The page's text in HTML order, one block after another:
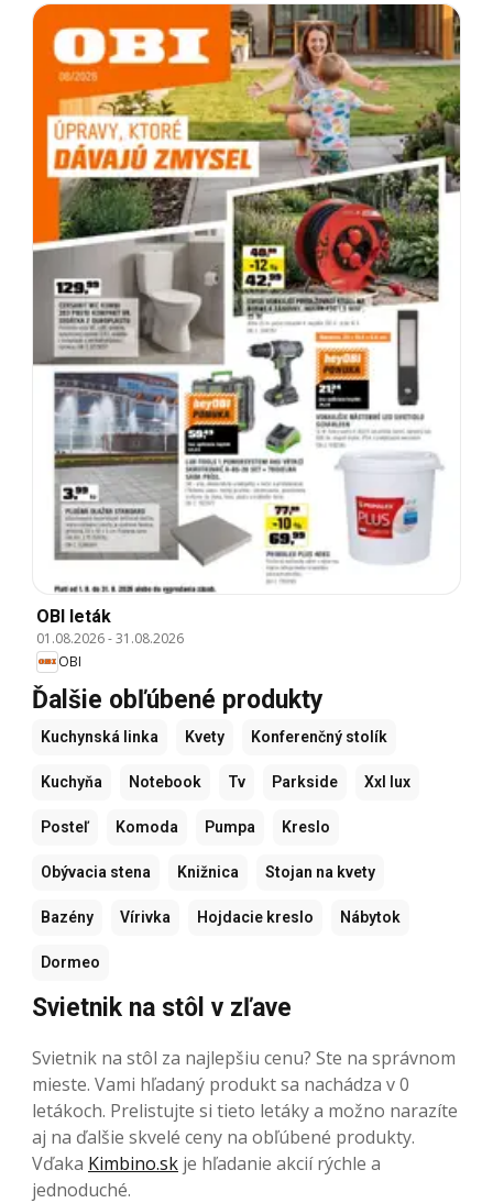
OBI leták
01.08.2026-31.08.2026
OBI
Ďalšie obľúbené produkty
Kuchynská linka Kvety Konferenčný stolík
Kuchyňa Notebook Tv Parkside Xxl lux
Posteľ Komoda Pumpa Kreslo
Obývacia stena Knižnica Stojan na kvety
Bazény Vírivka Hojdacie kreslo Nábytok
Dormeo
Svietnik na stôl v zľave
Svietnik na stôl za najlepšiu cenu? Ste na správnom
mieste. Vami hľadaný produkt sa nachádza v 0
letákoch. Prelistujte si tieto letáky a možno narazíte
aj na ďalšie skvelé ceny na obľúbené produkty.
Vďaka Kimbino.sk je hľadanie akcií rýchle a
jednoduché.